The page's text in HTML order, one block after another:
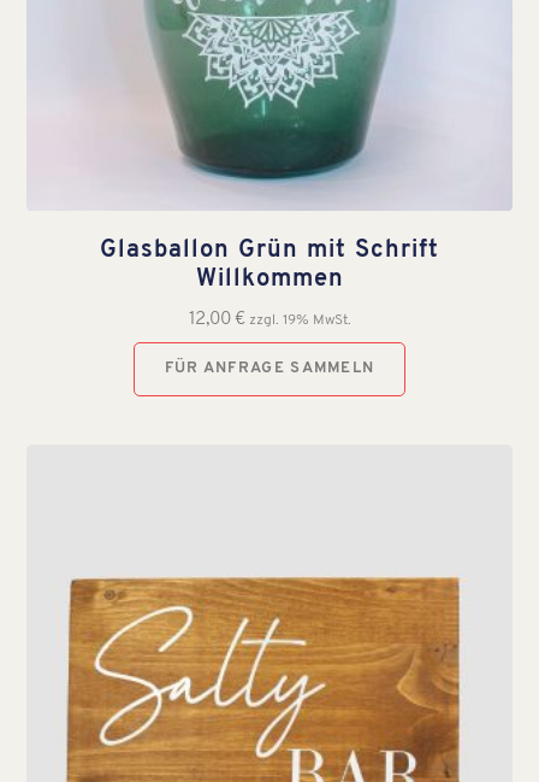
Glasballon Grün mit Schrift
Willkommen
12,00 € zzgl. 19% MwSt.
FÜR ANFRAGE SAMMELN